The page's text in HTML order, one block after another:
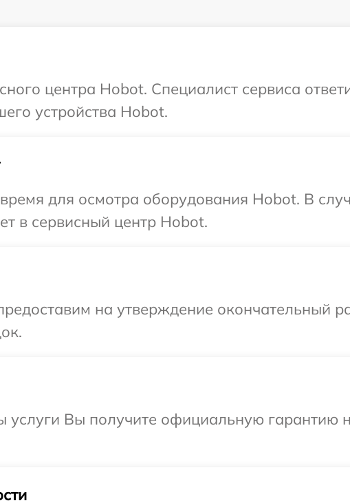
центра Hobot. Специалист сервиса
устройства Hobot.
для осмотра оборудования Hobot. В
в сервисный центр Hobot.
на утверждение окончательный
Вы получите официальную гарантию